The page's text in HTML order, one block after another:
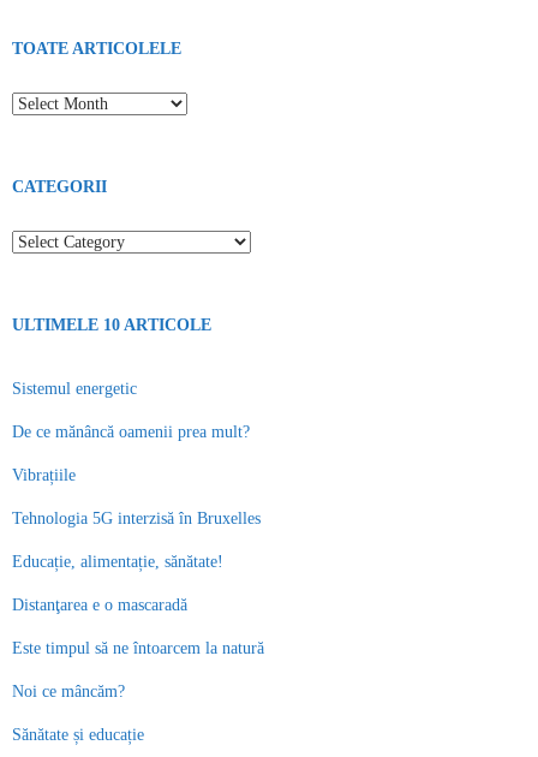
TOATE ARTICOLELE
Toate articolele
CATEGORII
Categorii
ULTIMELE 10 ARTICOLE
Sistemul energetic
De ce mănâncă oamenii prea mult?
Vibrațiile
Tehnologia 5G interzisă în Bruxelles
Educație, alimentație, sănătate!
Distanţarea e o mascaradă
Este timpul să ne întoarcem la natură
Noi ce mâncăm?
Sănătate și educație